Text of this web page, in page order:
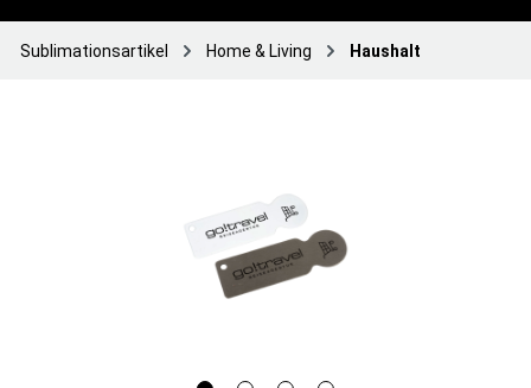
Sublimationsartikel Home & Living Haushalt